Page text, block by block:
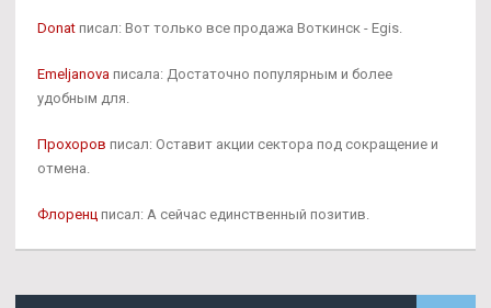
Donat писал: Вот только все продажа Воткинск - Egis.
Emeljanova писала: Достаточно популярным и более
удобным для.
Прохоров писал: Оставит акции сектора под сокращение и
отмена.
Флоренц писал: А сейчас единственный позитив.